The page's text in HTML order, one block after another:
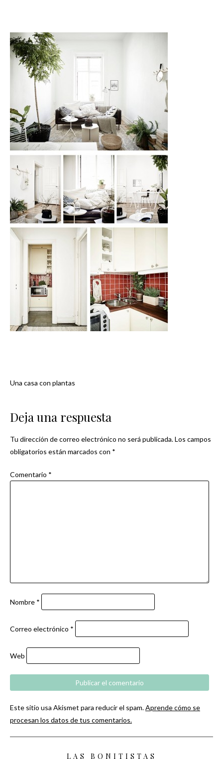
Navegación
de
entradas
Una casa con plantas
Deja una respuesta
Tu dirección de correo electrónico no será publicada.Los campos
obligatorios están marcados con *
Comentario *
Nombre *
Correo electrónico *
Web
Este sitio usa Akismet para reducir el spam.Aprende cómo se
procesan los datos de tus comentarios.
LAS BONITISTAS